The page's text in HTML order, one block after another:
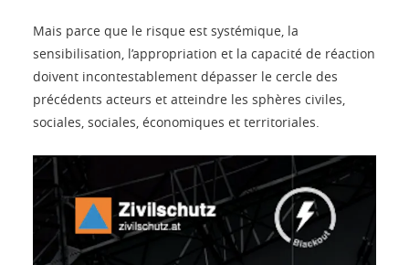
Mais parce que le risque est systémique, la
sensibilisation, l’appropriation et la capacité de réaction
doivent incontestablement dépasser le cercle des
précédents acteurs et atteindre les sphères civiles,
sociales, sociales, économiques et territoriales.